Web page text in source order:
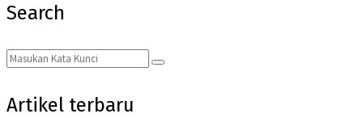
Search
Search
for:
Search
Artikel terbaru